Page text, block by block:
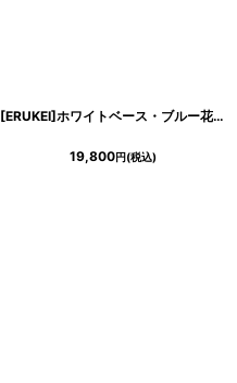
[ERUKEI]ホワイトベース・ブルー花柄・ノースリーブ・Ａライン・フレア・ミディアムドレス・ワンピース[山崎みどり着用][送料無料]mypr
19,800円(税込)